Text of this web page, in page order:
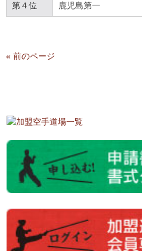
第４位 鹿児島第一
« 前のページ